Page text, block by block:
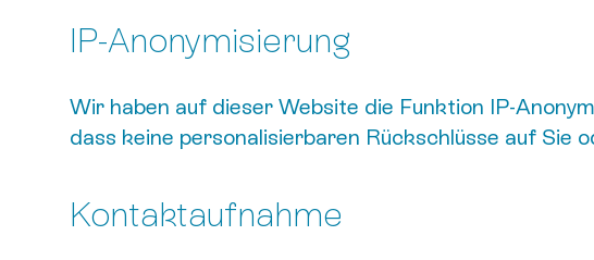
IP-Anonymisierung
Wir haben auf dieser Website die Funktion IP-
dass keine personalisierbaren Rückschlüsse auf Sie
Kontaktaufnahme